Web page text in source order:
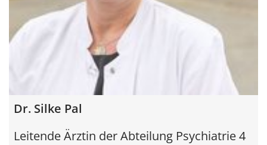
Dr. Silke Pal
Leitende Ärztin der Abteilung Psychiatrie 4